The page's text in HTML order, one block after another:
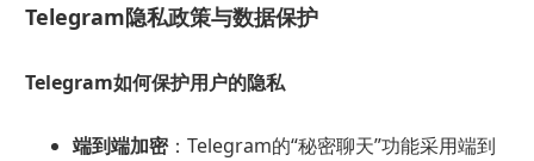
Telegram隐私政策与数据保护
Telegram如何保护用户的隐私
端到端加密：Telegram的“秘密聊天”功能采用端到